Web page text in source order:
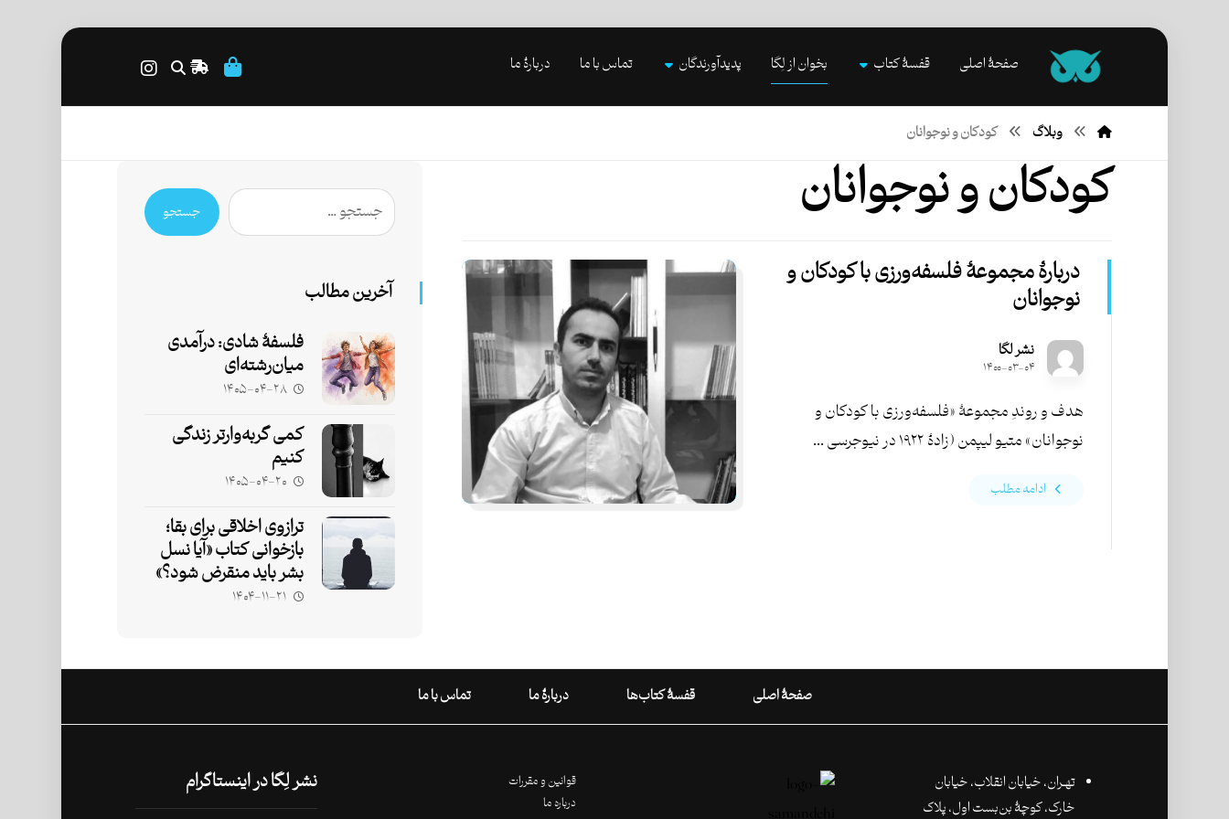
صفحۀ اصلی قفسۀ کتاب بخوان از لِگا پدیدآورندگان تماس با ما دربارۀ ما
وبلاگ کودکان و نوجوانان
کودکان و نوجوانان
دربارۀ مجموعۀ فلسفه‌ورزی با کودکان و
نوجوانان
نشر لگا
۱۴۰۰-۰۳-۰۴
هدف و روندِ مجموعهٔ «فلسفه‌ورزی با کودکان و
نوجوانان» متیو لیپمن (زادۀ ۱۹۲۲ در نیوجرسی ...
ادامه مطلب
جستجو
آخرین مطالب
فلسفۀ شادی: درآمدی
میان‌رشته‌ای
۱۴۰۵-۰۴-۲۸
کمی گربه‌وارتر زندگی
کنیم
۱۴۰۵-۰۴-۲۰
ترازوی اخلاقی برای بقا؛
بازخوانی کتاب «آیا نسل
بشر باید منقرض شود؟»
۱۴۰۴-۱۱-۲۱
صفحۀ اصلی قفسۀ کتاب‌ها دربارۀ ما تماس با ما
تهـران،‌ خیابان انقلاب، خیابان
خارک، کوچۀ بن‌بست اول، پلاک
قوانین و مقررات
درباره ما
نشر لِگا در اینستاگرام